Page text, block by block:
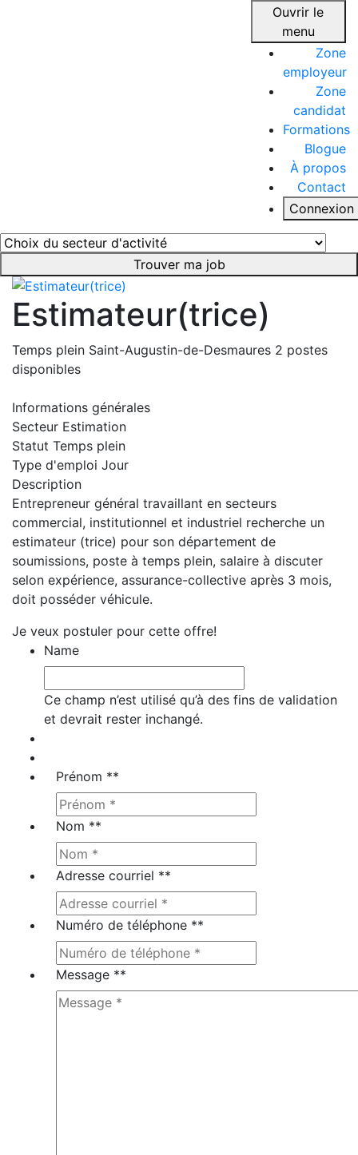
Ouvrir le
menu
Zone
employeur
Zone
candidat
Formations
Blogue
À propos
Contact
Connexion
Trouver ma job
Estimateur(trice)
Temps plein Saint-Augustin-de-Desmaures 2 postes
disponibles
Informations générales
Secteur Estimation
Statut Temps plein
Type d'emploi Jour
Description
Entrepreneur général travaillant en secteurs
commercial, institutionnel et industriel recherche un
estimateur (trice) pour son département de
soumissions, poste à temps plein, salaire à discuter
selon expérience, assurance-collective après 3 mois,
doit posséder véhicule.
Je veux postuler pour cette offre!
Name
Ce champ n’est utilisé qu’à des fins de validation
et devrait rester inchangé.
Prénom **
Nom **
Adresse courriel **
Numéro de téléphone **
Message **